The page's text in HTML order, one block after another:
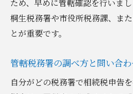
ため、早めに管轄確認を行いまし
桐生税務署や市役所税務課、ま
とが重要です。
管轄税務署の調べ方と問い合
自分がどの税務署で相続税申告